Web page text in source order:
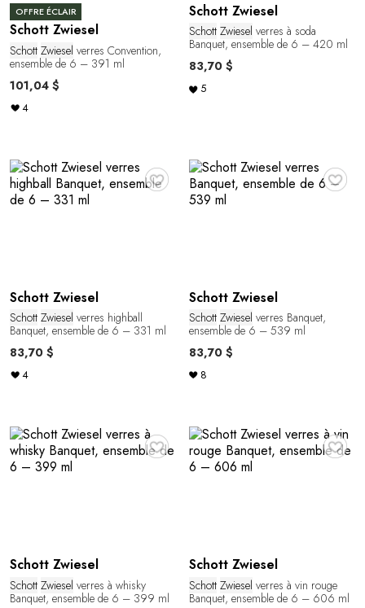
OFFRE ÉCLAIR
Schott Zwiesel
Schott Zwiesel verres Convention,
ensemble de 6 – 391 ml
101,04 $
4
Schott Zwiesel
Schott Zwiesel verres à soda
Banquet, ensemble de 6 – 420 ml
83,70 $
5
♥
Schott Zwiesel
Schott Zwiesel verres highball
Banquet, ensemble de 6 – 331 ml
83,70 $
4
♥
Schott Zwiesel
Schott Zwiesel verres Banquet,
ensemble de 6 – 539 ml
83,70 $
8
♥
Schott Zwiesel
Schott Zwiesel verres à whisky
Banquet, ensemble de 6 – 399 ml
♥
Schott Zwiesel
Schott Zwiesel verres à vin rouge
Banquet, ensemble de 6 – 606 ml